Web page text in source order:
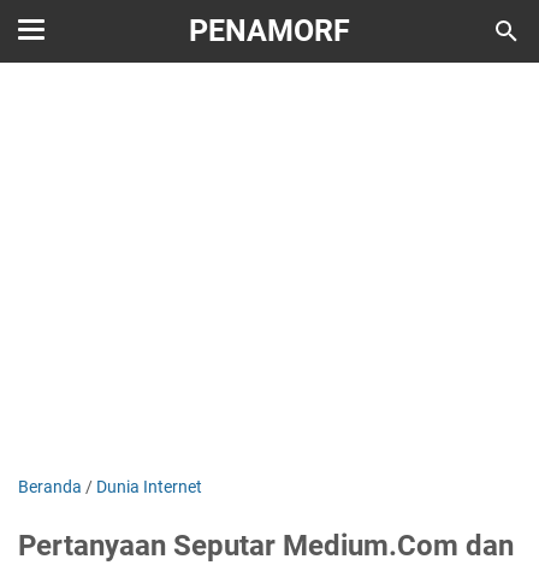
PENAMORF
Beranda / Dunia Internet
Pertanyaan Seputar Medium.Com dan